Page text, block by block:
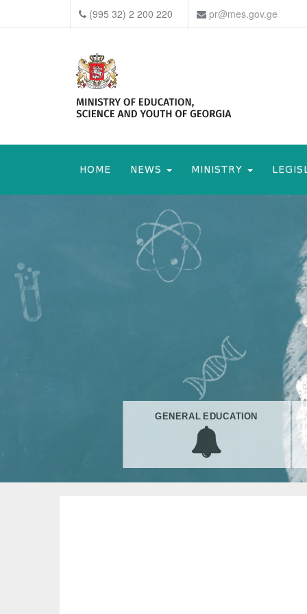
(995 32) 2 200 220 pr@mes.gov.ge
HOME NEWS MINISTRY
GENERAL EDUCATION